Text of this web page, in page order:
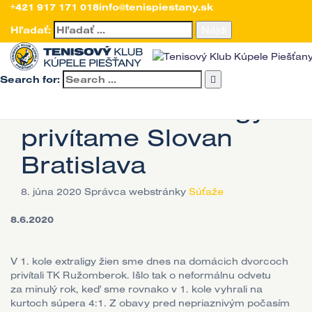
+421 917 171 018info@tenispiestany.sk
Hľadať:
Search for:
Úvod> Aktuality >Súťaže>Tenisový sviatok v Piešťanoch, v
semifinále extraligy privítame Slovan Bratislava
Tenisový sviatok v
Piešťanoch, v
privítame Slovan
Bratislava
8. júna 2020 Správca webstránky Súťaže
8.6.2020
V 1. kole extraligy žien sme dnes na domácich dvorcoch
privítali TK Ružomberok. Išlo tak o neformálnu odvetu
za minulý rok, keď sme rovnako v 1. kole vyhrali na
kurtoch súpera 4:1. Z obavy pred nepriaznivým počasím